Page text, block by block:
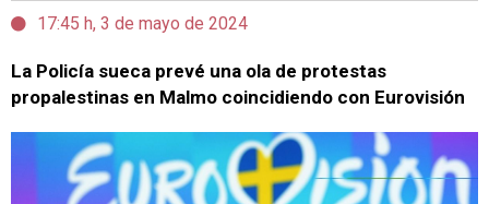
17:45 h, 3 de mayo de 2024
La Policía sueca prevé una ola de protestas
propalestinas en Malmo coincidiendo con Eurovisión